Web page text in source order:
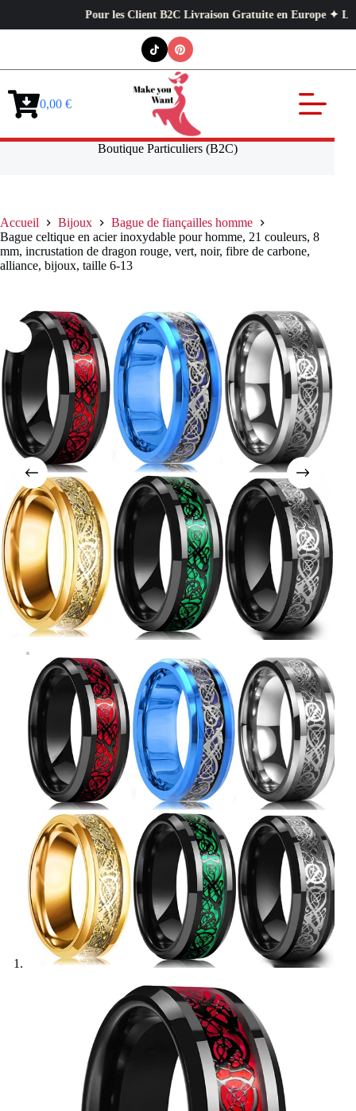
Pour les Client B2C Livraison Gratuite en Europe ✦
Panier0,00 €
Boutique Particuliers (B2C)
Accueil Bijoux
Bague de fiançailles homme
Bague celtique en acier inoxydable pour homme, 21 couleurs, 8
mm, incrustation de dragon rouge, vert, noir, fibre de carbone,
alliance, bijoux, taille 6-13